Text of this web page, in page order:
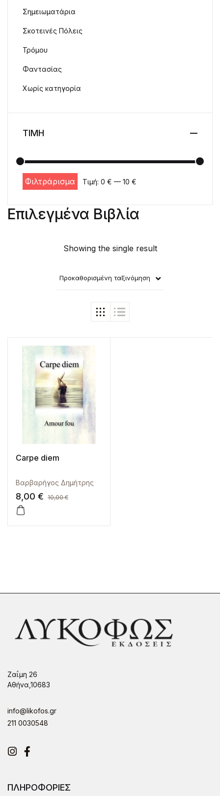
Επιλεγμένα Βιβλία
Showing the single result
Προκαθορισμένη ταξινόμηση
Carpe diem
Βαρβαρήγος Δημήτρης
8,00 € 10,00€
Σημειωματάρια
Σκοτεινές Πόλεις
Τρόμου
Φαντασίας
Χωρίς κατηγορία
ΤΙΜΗ
Ελάχιστη τιμή
Μέγιστη τιμή
Φιλτράρισμα Τιμή: 0 € — 10 €
Ζαΐμη 26
Αθήνα,10683
info@likofos.gr
211 0030548
Instagram
Facebook
ΠΛΗΡΟΦΟΡΙΕΣ